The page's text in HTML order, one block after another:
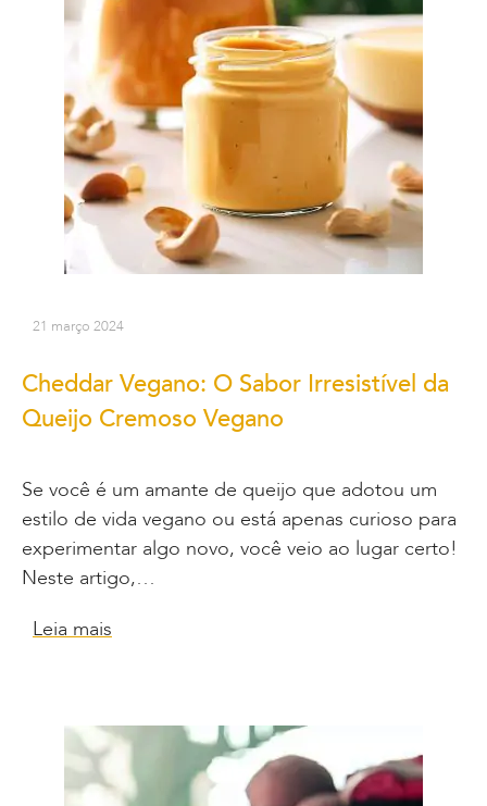
21 março 2024
Cheddar Vegano: O Sabor Irresistível da
Queijo Cremoso Vegano
Se você é um amante de queijo que adotou um
estilo de vida vegano ou está apenas curioso para
experimentar algo novo, você veio ao lugar certo!
Neste artigo,…
Leia mais